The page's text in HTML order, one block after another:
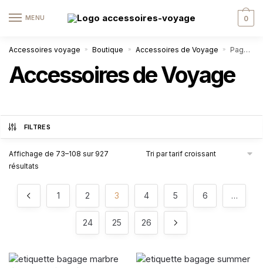
MENU 0
Accessoires voyage » Boutique » Accessoires de Voyage » Page 3
Accessoires de Voyage
FILTRES
Affichage de 73–108 sur 927
résultats
1 2 3 4 5 6 …
24 25 26